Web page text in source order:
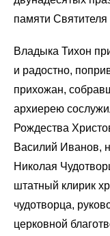
памяти
Владыка Тихон
и радостно,
прихожан,
архиерею
Рождества
Василий Иванов,
Николая
штатный клирик
чудотворца,
церковной